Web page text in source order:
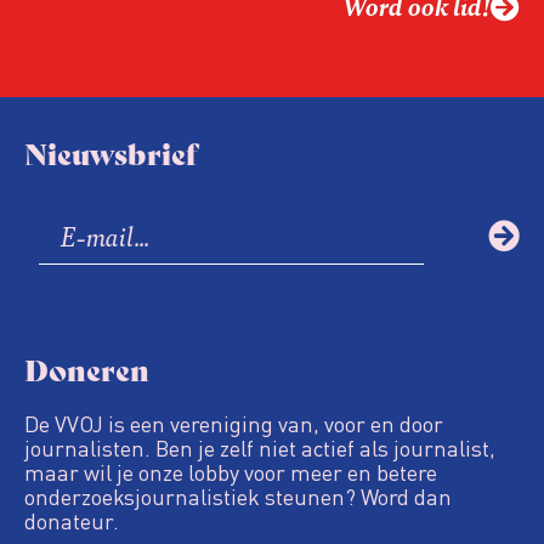
Nieuwsbrief
Doneren
De VVOJ is een vereniging van, voor en door
journalisten. Ben je zelf niet actief als journalist,
maar wil je onze lobby voor meer en betere
onderzoeksjournalistiek steunen? Word dan
donateur.